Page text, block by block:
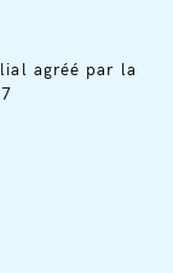
agréé par la